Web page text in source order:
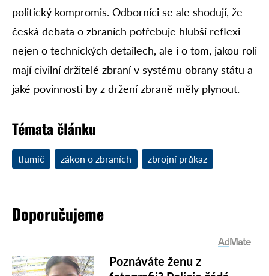
politický kompromis. Odborníci se ale shodují, že
česká debata o zbraních potřebuje hlubší reflexi –
nejen o technických detailech, ale i o tom, jakou roli
mají civilní držitelé zbraní v systému obrany státu a
jaké povinnosti by z držení zbraně měly plynout.
Témata článku
tlumič zákon o zbraních zbrojní průkaz
Doporučujeme